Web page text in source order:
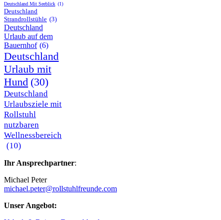
Deutschland Mit Seeblick (1)
Deutschland
Strandrollstühle (3)
Deutschland
Urlaub auf dem
Bauernhof (6)
Deutschland
Urlaub mit
Hund (30)
Deutschland
Urlaubsziele mit
Rollstuhl
nutzbaren
Wellnessbereich
(10)
Ihr Ansprechpartner:
Michael Peter
michael.peter@rollstuhlfreunde.com
Unser Angebot: